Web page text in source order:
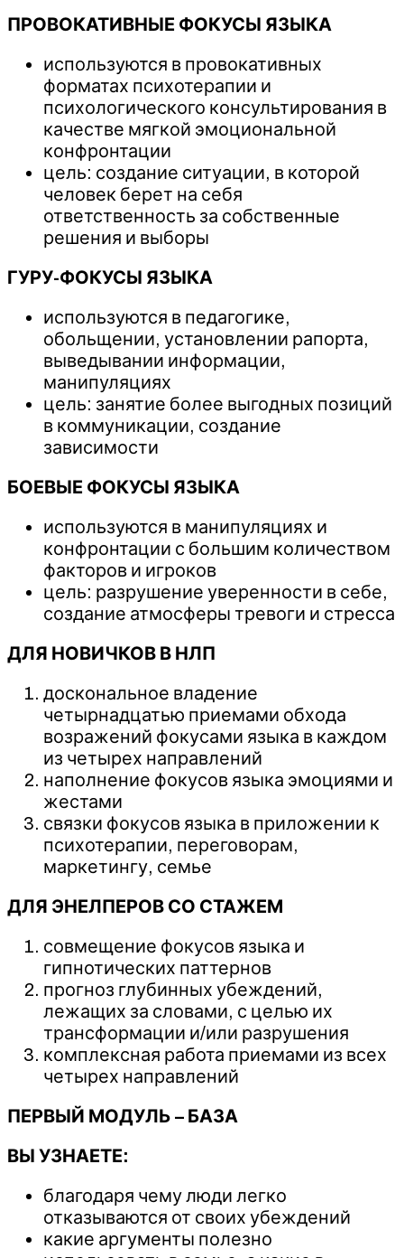
ПРОВОКАТИВНЫЕ ФОКУСЫ ЯЗЫКА
используются в провокативных
форматах психотерапии и
психологического консультирования в
качестве мягкой эмоциональной
конфронтации
цель: создание ситуации, в которой
человек берет на себя
ответственность за собственные
решения и выборы
ГУРУ-ФОКУСЫ ЯЗЫКА
используются в педагогике,
обольщении, установлении рапорта,
выведывании информации,
манипуляциях
цель: занятие более выгодных позиций
в коммуникации, создание
зависимости
БОЕВЫЕ ФОКУСЫ ЯЗЫКА
используются в манипуляциях и
конфронтации с большим количеством
факторов и игроков
цель: разрушение уверенности в себе,
создание атмосферы тревоги и стресса
ДЛЯ НОВИЧКОВ В НЛП
доскональное владение
четырнадцатью приемами обхода
возражений фокусами языка в каждом
из четырех направлений
наполнение фокусов языка эмоциями и
жестами
связки фокусов языка в приложении к
психотерапии, переговорам,
маркетингу, семье
ДЛЯ ЭНЕЛПЕРОВ СО СТАЖЕМ
совмещение фокусов языка и
гипнотических паттернов
прогноз глубинных убеждений,
лежащих за словами, с целью их
трансформации и/или разрушения
комплексная работа приемами из всех
четырех направлений
ПЕРВЫЙ МОДУЛЬ – БАЗА
ВЫ УЗНАЕТЕ:
благодаря чему люди легко
отказываются от своих убеждений
какие аргументы полезно